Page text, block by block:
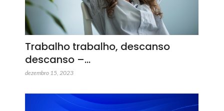
Trabalho trabalho, descanso
descanso –…
dezembro 15, 2023